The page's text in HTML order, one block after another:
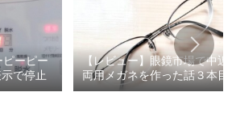
ーピー
で停止
【レビュー】眼鏡市場で中近
両用メガネを作った話３本目